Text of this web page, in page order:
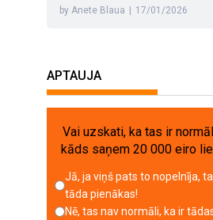
by Anete Blaua 17/01/2026
APTAUJA
Vai uzskati, ka tas ir
kāds saņem 20 000 eiro
Jā, ja viņš pats to nopelnīja,
tāda pienākas!
Nē, tas nav normāli, ka ir